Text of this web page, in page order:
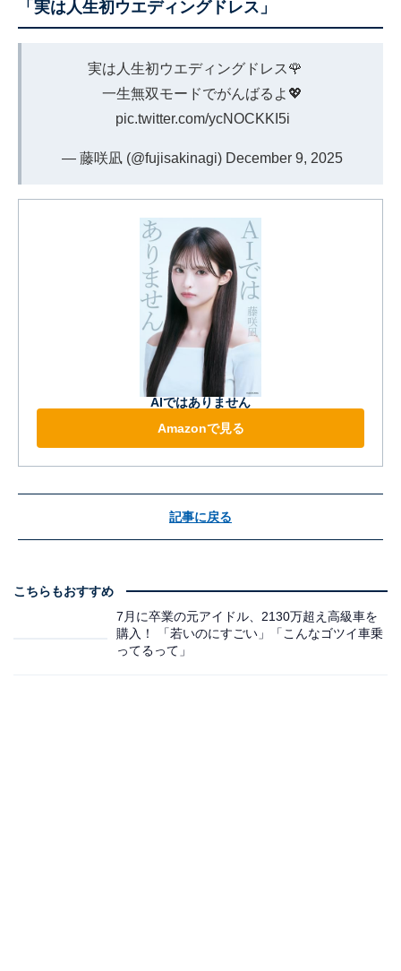
「実は人生初ウエディングドレス」
実は人生初ウエディングドレス🌹
一生無双モードでがんばるよ💖
pic.twitter.com/ycNOCKKI5i
— 藤咲凪 (@fujisakinagi) December 9, 2025
AIではありません
Amazonで見る
記事に戻る
こちらもおすすめ
7月に卒業の元アイドル、2130万超え高級車を
購入！ 「若いのにすごい」「こんなゴツイ車乗
ってるって」